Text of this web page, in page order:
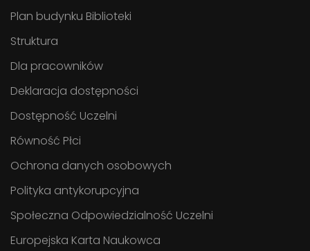
Plan budynku Biblioteki
Struktura
Dla pracowników
Deklaracja dostępności
Dostępność Uczelni
Równość Płci
Ochrona danych osobowych
Polityka antykorupcyjna
Społeczna Odpowiedzialność Uczelni
Europejska Karta Naukowca